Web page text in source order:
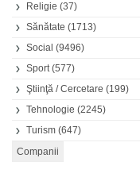
Religie (37)
Sănătate (1713)
Social (9496)
Sport(577)
Ştiinţă / Cercetare (199)
Tehnologie (2245)
Turism (647)